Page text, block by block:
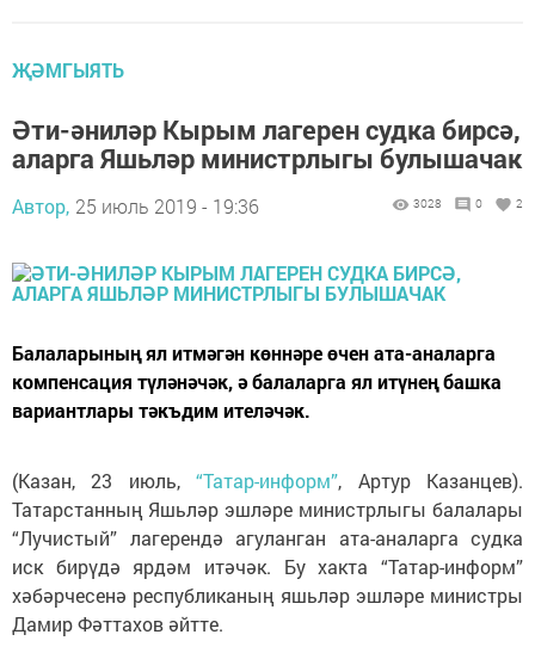
ҖӘМГЫЯТЬ
Әти-әниләр Кырым лагерен судка бирсә,
аларга Яшьләр министрлыгы булышачак
Автор, 25 июль 2019 - 19:36 3028 0 2
Балаларының ял итмәгән көннәре өчен ата-аналарга
компенсация түләнәчәк, ә балаларга ял итүнең башка
вариантлары тәкъдим ителәчәк.
(Казан, 23 июль,“Татар-информ”, Артур Казанцев).
Татарстанның Яшьләр эшләре министрлыгы балалары
“Лучистый” лагерендә агуланган ата-аналарга судка
иск бирүдә ярдәм итәчәк. Бу хакта “Татар-информ”
хәбәрчесенә республиканың яшьләр эшләре министры
Дамир Фәттахов әйтте.